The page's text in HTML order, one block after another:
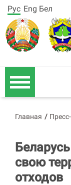
Рус Eng Бел
Главная /
свою
отходов